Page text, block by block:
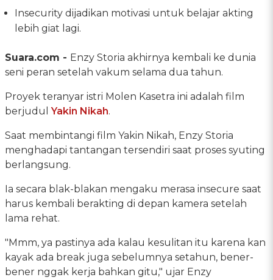
Insecurity dijadikan motivasi untuk belajar akting
lebih giat lagi.
Suara.com - Enzy Storia akhirnya kembali ke dunia
seni peran setelah vakum selama dua tahun.
Proyek teranyar istri Molen Kasetra ini adalah film
berjudulYakin Nikah.
Saat membintangi film Yakin Nikah, Enzy Storia
menghadapi tantangan tersendiri saat proses syuting
berlangsung.
Ia secara blak-blakan mengaku merasa insecure saat
harus kembali berakting di depan kamera setelah
lama rehat.
"Mmm, ya pastinya ada kalau kesulitan itu karena kan
kayak ada break juga sebelumnya setahun, bener-
bener nggak kerja bahkan gitu," ujar Enzy